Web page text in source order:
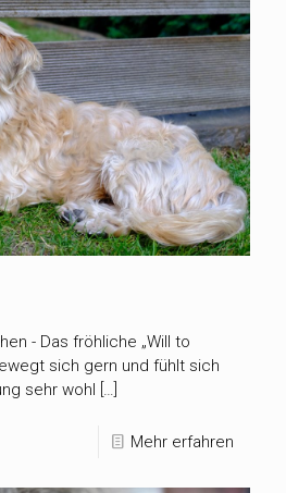
- Das fröhliche „Will to
sich gern und fühlt sich
sehr wohl […]
Mehr erfahren